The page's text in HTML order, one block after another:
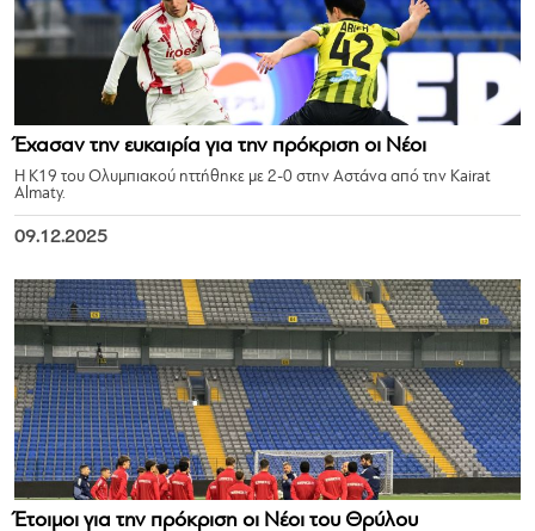
Έχασαν την ευκαιρία για την πρόκριση οι Νέοι
Η Κ19 του Ολυμπιακού ηττήθηκε με 2-0 στην Αστάνα από την Kairat
Almaty.
09.12.2025
Έτοιμοι για την πρόκριση οι Νέοι του Θρύλου